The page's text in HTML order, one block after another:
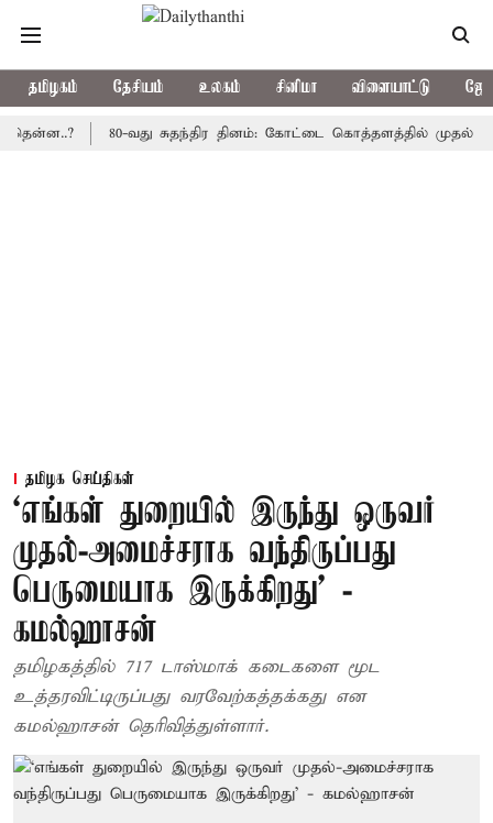
தமிழகம் தேசியம் உலகம் சினிமா விளையாட்டு
80-வது சுதந்திர தினம்: கோட்டை கொத்தளத்தில் முதல்
தமிழக செய்திகள்
‘எங்கள் துறையில் இருந்து ஒருவர்
முதல்-அமைச்சராக வந்திருப்பது
பெருமையாக இருக்கிறது’ -
கமல்ஹாசன்
தமிழகத்தில் 717 டாஸ்மாக் கடைகளை மூட
உத்தரவிட்டிருப்பது வரவேற்கத்தக்கது என
கமல்ஹாசன் தெரிவித்துள்ளார்.